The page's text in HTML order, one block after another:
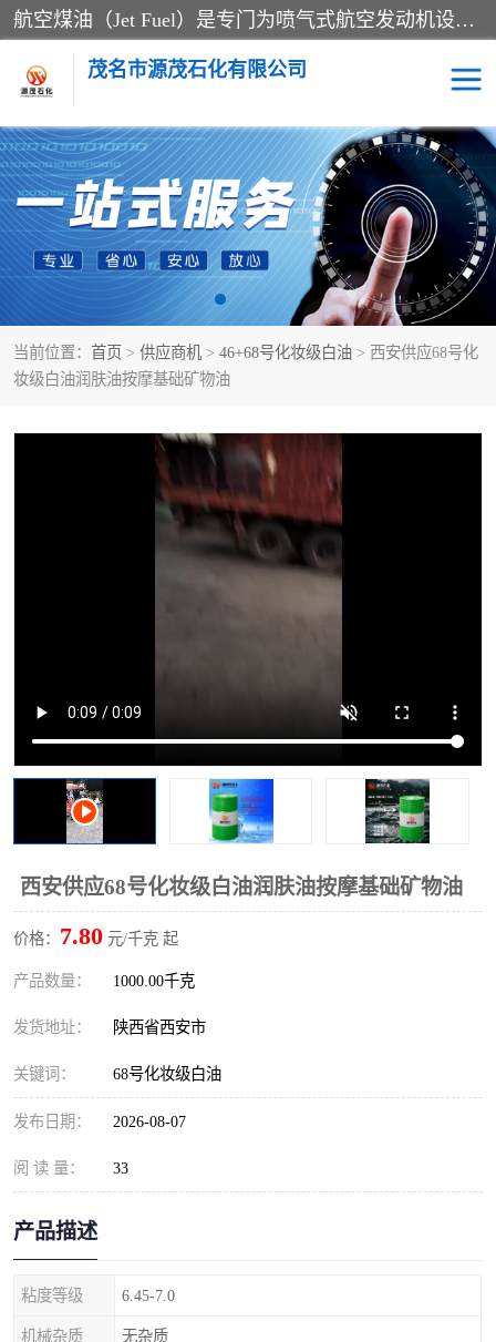
航空煤油（Jet Fuel）是专门为喷气式航空发动机设计的高纯度燃料，主要分为Jet A、Jet A-1和Jet B等类型。其特点是闪点高、低温流动性好，并添加了抗静电剂和抗氧化剂以确保飞行安全。航空煤油需
茂名市源茂石化有限公司
当前位置： 首页 > 供应商机 > 46+68号化妆级白油 > 西安供应68号化
妆级白油润肤油按摩基础矿物油
西安供应68号化妆级白油润肤油按摩基础矿物油
价格： 7.80 元/千克 起
产品数量： 1000.00千克
发货地址： 陕西省西安市
关键词： 68号化妆级白油
发布日期： 2026-08-07
阅 读 量： 33
产品描述
粘度等级 6.45-7.0
机械杂质 无杂质
RP3航空煤油 D20+D30溶剂油
D40+D60溶剂油 D80+D100溶剂油
6号+120号溶剂油 260号溶剂油
异构烷烃 天然乳胶
26+32号化妆级白油 46+68号化妆级白油